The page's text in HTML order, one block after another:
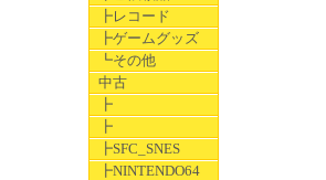
┣レコード
┣ゲームグッズ
┗その他
中古
┣
┣
┣SFC_SNES
┣NINTENDO64